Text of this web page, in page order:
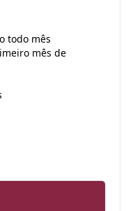
todo mês
mês de